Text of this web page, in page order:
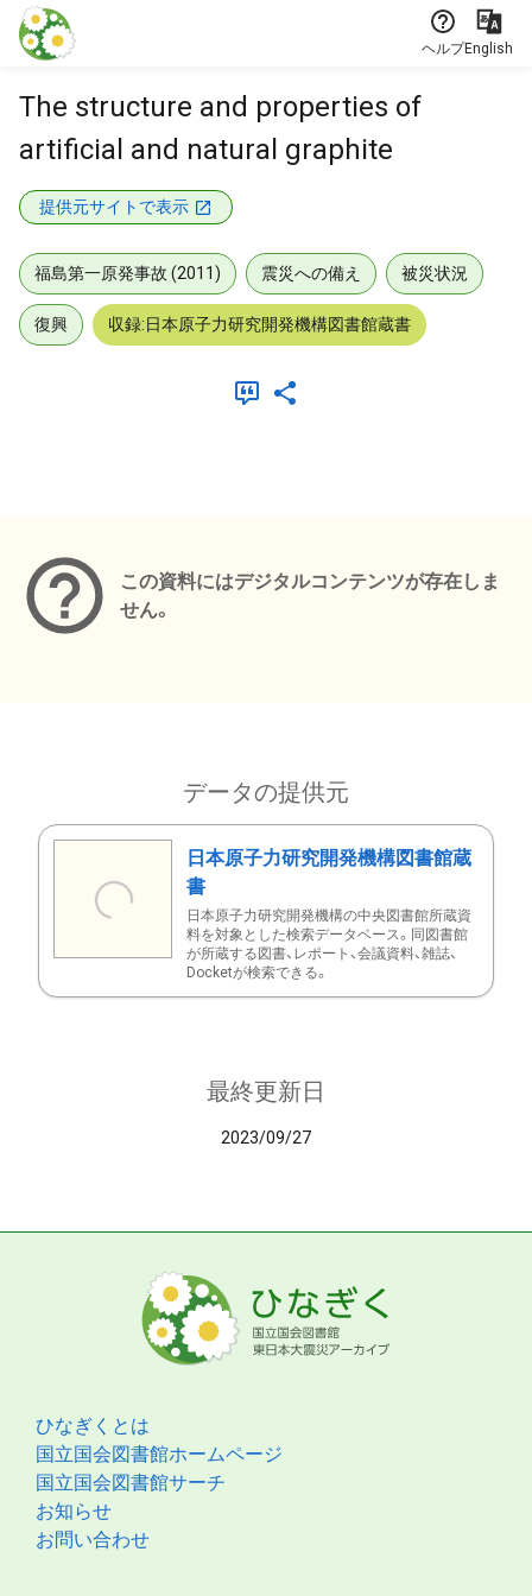
本文に飛ぶ
ヘルプEnglish
The structure and properties of
artificial and natural graphite
提供元サイトで表示
福島第一原発事故 (2011) 震災への備え 被災状況
復興 収録:日本原子力研究開発機構図書館蔵書
この資料にはデジタルコンテンツが存在しま
せん。
データの提供元
日本原子力研究開発機構図書館蔵
書
日本原子力研究開発機構の中央図書館所蔵資
料を対象とした検索データベース。同図書館
が所蔵する図書、レポート、会議資料、雑誌、
Docketが検索できる。
最終更新日
2023/09/27
ひなぎくとは
国立国会図書館ホームページ
国立国会図書館サーチ
お知らせ
お問い合わせ